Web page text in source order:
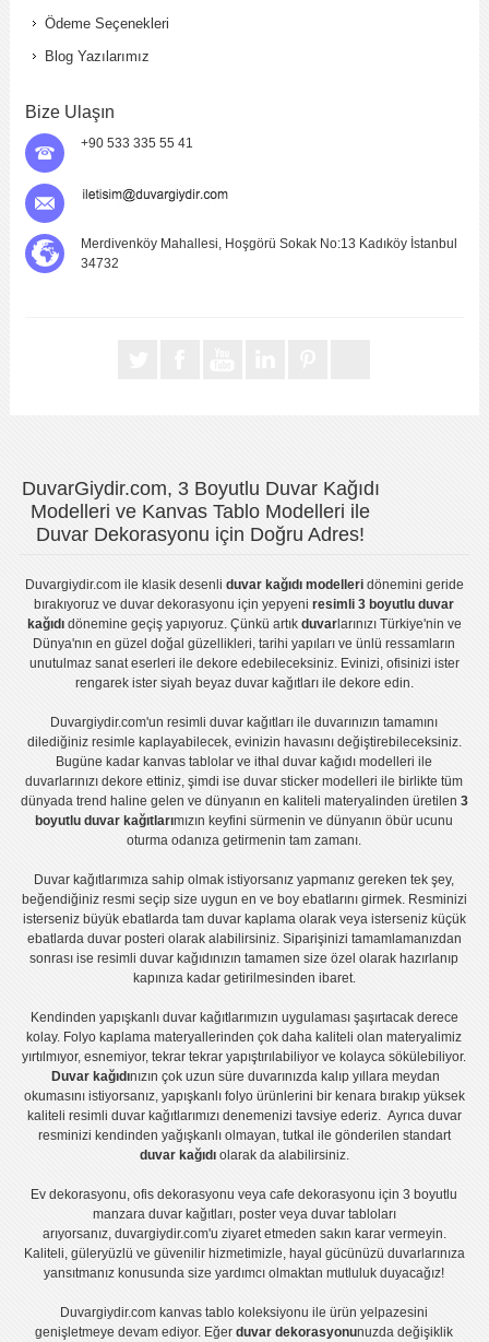
Ödeme Seçenekleri
Blog Yazılarımız
Bize Ulaşın
+90 533 335 55 41
Merdivenköy Mahallesi, Hoşgörü Sokak No:13 Kadıköy İstanbul
34732
DuvarGiydir.com, 3 Boyutlu Duvar Kağıdı
Modelleri ve Kanvas Tablo Modelleri ile
Duvar Dekorasyonu için Doğru Adres!
Duvargiydir.comile klasik desenli duvar kağıdı modelleridönemini geride
bırakıyoruz veduvar dekorasyonu için yepyeniresimli 3 boyutlu duvar
kağıdıdönemine geçiş yapıyoruz. Çünkü artık duvarlarınızı Türkiye'nin ve
Dünya'nın en güzel doğal güzellikleri, tarihi yapıları ve ünlü ressamların
unutulmaz sanat eserleri ile dekore edebileceksiniz. Evinizi, ofisinizi ister
rengarek ister siyah beyaz duvar kağıtlarıile dekore edin.
Duvargiydir.com'unresimli duvar kağıtları ile duvarınızın tamamını
dilediğiniz resimle kaplayabilecek, evinizin havasını değiştirebileceksiniz.
Bugüne kadar kanvas tablo lar veithal duvar kağıdı modelleri ile
duvarlarınızı dekore ettiniz, şimdi iseduvar sticker modelleri ile birlikte tüm
dünyada trend haline gelen ve dünyanın en kaliteli materyalinden üretilen 3
boyutlu duvar kağıtlarımızın keyfini sürmenin ve dünyanın öbür ucunu
oturma odanıza getirmenin tam zamanı.
Duvar kağıtlarımıza sahip olmak istiyorsanız yapmanız gereken tek şey,
beğendiğiniz resmi seçip size uygun en ve boy ebatlarını girmek. Resminizi
isterseniz büyük ebatlarda tam duvar kaplamaolarak veya isterseniz küçük
ebatlarda duvar posteri olarak alabilirsiniz. Siparişinizi tamamlamanızdan
sonrası iseresimli duvar kağıdınızın tamamen size özel olarak hazırlanıp
kapınıza kadar getirilmesinden ibaret.
Kendinden yapışkanlı duvar kağıtlarımızın uygulamasışaşırtacak derece
kolay. Folyo kaplama materyallerinden çok daha kaliteli olanmateryalimiz
yırtılmıyor, esnemiyor, tekrar tekrar yapıştırılabiliyor ve kolayca sökülebiliyor.
Duvar kağıdınızın çok uzun süre duvarınızda kalıp yıllara meydan
okumasını istiyorsanız, yapışkanlı folyoürünlerini bir kenara bırakıp yüksek
kaliteli resimli duvar kağıtlarımızı denemenizi tavsiye ederiz. Ayrıca duvar
resminizi kendinden yağışkanlı olmayan, tutkal ile gönderilen standart
duvar kağıdıolarak da alabilirsiniz.
Ev dekorasyonu,ofis dekorasyonu veyacafe dekorasyonu için3 boyutlu
manzara duvar kağıtları, posterveya duvar tabloları
arıyorsanız, duvargiydir.com'u ziyaret etmeden sakın karar vermeyin.
Kaliteli, güleryüzlü ve güvenilir hizmetimizle, hayal gücünüzü duvarlarınıza
yansıtmanız konusunda size yardımcı olmaktan mutluluk duyacağız!
Duvargiydir.com kanvas tablo koleksiyonu ile ürün yelpazesini
genişletmeye devam ediyor. Eğerduvar dekorasyonunuzda değişiklik